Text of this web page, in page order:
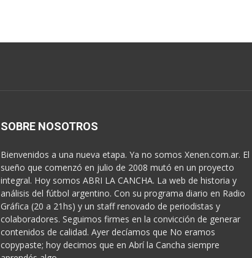
SOBRE NOSOTROS
Bienvenidos a una nueva etapa. Ya no somos Xenen.com.ar. El
sueño que comenzó en julio de 2008 mutó en un proyecto
integral. Hoy somos ABRI LA CANCHA. La web de historia y
análisis del fútbol argentino. Con su programa diario en Radio
Gráfica (20 a 21hs) y un staff renovado de periodistas y
colaboradores. Seguimos firmes en la convicción de generar
contenidos de calidad. Ayer decíamos que No eramos
copypaste; hoy decimos que en Abrí la Cancha siempre